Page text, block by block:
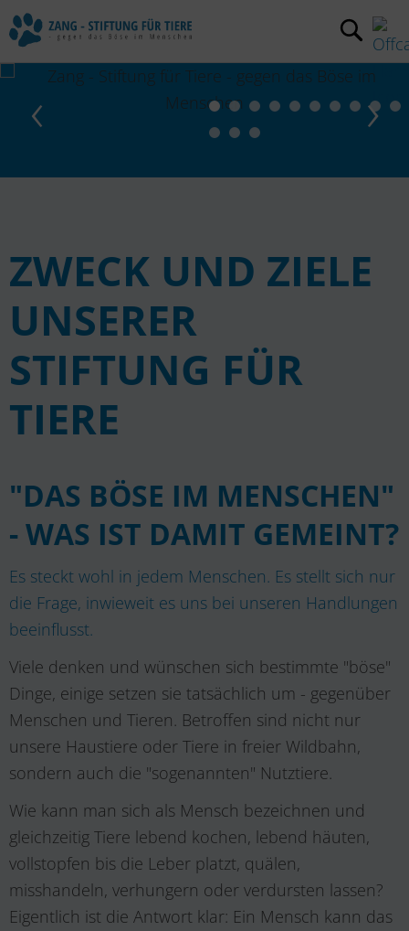
‹ ›
ZWECK UND ZIELE
UNSERER
STIFTUNG FÜR
TIERE
"DAS BÖSE IM MENSCHEN"
- WAS IST DAMIT GEMEINT?
Es steckt wohl in jedem Menschen. Es stellt sich nur
die Frage, inwieweit es uns bei unseren Handlungen
beeinflusst.
Viele denken und wünschen sich bestimmte "böse"
Dinge, einige setzen sie tatsächlich um - gegenüber
Menschen und Tieren. Betroffen sind nicht nur
unsere Haustiere oder Tiere in freier Wildbahn,
sondern auch die "sogenannten" Nutztiere.
Wie kann man sich als Mensch bezeichnen und
gleichzeitig Tiere lebend kochen, lebend häuten,
vollstopfen bis die Leber platzt, quälen,
misshandeln, verhungern oder verdursten lassen?
Eigentlich ist die Antwort klar: Ein Mensch kann das